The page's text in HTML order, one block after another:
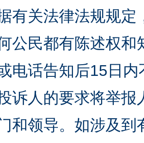
有关法律法规规
公民都有陈述权
电话告知后15日
诉人的要求将举
和领导。如涉及